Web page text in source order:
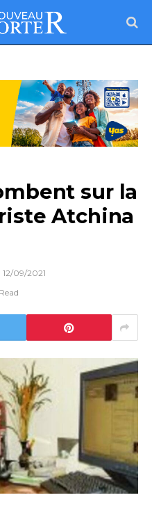
sur la
Atchina
12/09/2021